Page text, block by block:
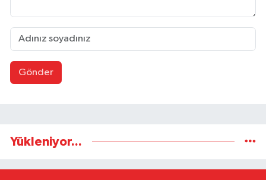
Gönder
Yükleniyor...